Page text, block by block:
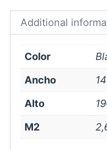
Additional
Color
Ancho
Alto
M2